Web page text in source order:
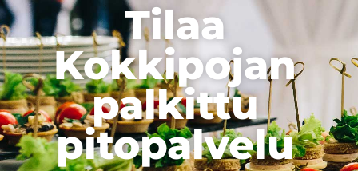
Tilaa
Kokkipojan
palkittu
pitopalvelu